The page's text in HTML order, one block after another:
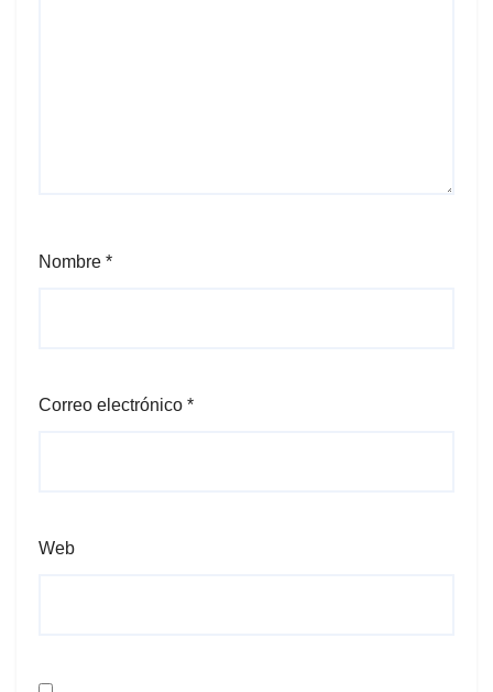
Nombre *
Correo electrónico *
Web